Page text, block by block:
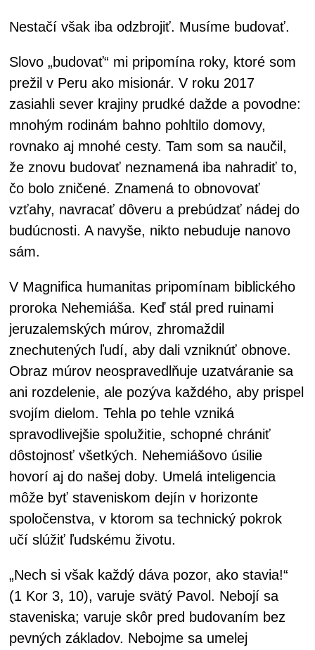
Nestačí však iba odzbrojiť. Musíme budovať.
Slovo „budovať“ mi pripomína roky, ktoré som
prežil v Peru ako misionár. V roku 2017
zasiahli sever krajiny prudké dažde a povodne:
mnohým rodinám bahno pohltilo domovy,
rovnako aj mnohé cesty. Tam som sa naučil,
že znovu budovať neznamená iba nahradiť to,
čo bolo zničené. Znamená to obnovovať
vzťahy, navracať dôveru a prebúdzať nádej do
budúcnosti. A navyše, nikto nebuduje nanovo
sám.
V Magnifica humanitas pripomínam biblického
proroka Nehemiáša. Keď stál pred ruinami
jeruzalemských múrov, zhromaždil
znechutených ľudí, aby dali vzniknúť obnove.
Obraz múrov neospravedlňuje uzatváranie sa
ani rozdelenie, ale pozýva každého, aby prispel
svojím dielom. Tehla po tehle vzniká
spravodlivejšie spolužitie, schopné chrániť
dôstojnosť všetkých. Nehemiášovo úsilie
hovorí aj do našej doby. Umelá inteligencia
môže byť staveniskom dejín v horizonte
spoločenstva, v ktorom sa technický pokrok
učí slúžiť ľudskému životu.
„Nech si však každý dáva pozor, ako stavia!“
(1 Kor 3, 10), varuje svätý Pavol. Nebojí sa
staveniska; varuje skôr pred budovaním bez
pevných základov. Nebojme sa umelej